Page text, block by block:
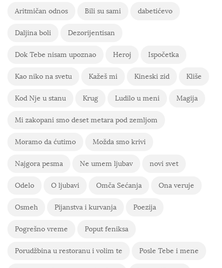
Aritmičan odnos Bili su sami dabetićevo
Daljina boli Dezorijentisan
Dok Tebe nisam upoznao Heroj Ispočetka
Kao niko na svetu Kažeš mi Kineski zid Kliše
Kod Nje u stanu Krug Ludilo u meni Magija
Mi zakopani smo deset metara pod zemljom
Moramo da ćutimo Možda smo krivi
Najgora pesma Ne umem ljubav novi svet
Odelo O ljubavi Omča Sećanja Ona veruje
Osmeh Pijanstva i kurvanja Poezija
Pogrešno vreme Poput feniksa
Porudžbina u restoranu i volim te Posle Tebe i mene